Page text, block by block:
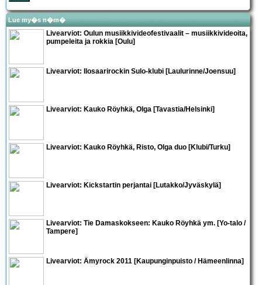
Lue my�s n�m�
Livearviot: Oulun musiikkivideofestivaalit – musiikkivideoita,
pumpeleita ja rokkia [Oulu]
Livearviot: Ilosaarirockin Sulo-klubi [Laulurinne/Joensuu]
Livearviot: Kauko Röyhkä, Olga [Tavastia/Helsinki]
Livearviot: Kauko Röyhkä, Risto, Olga duo [Klubi/Turku]
Livearviot: Kickstartin perjantai [Lutakko/Jyväskylä]
Livearviot: Tie Damaskokseen: Kauko Röyhkä ym. [Yo-talo /
Tampere]
Livearviot: Ämyrock 2011 [Kaupunginpuisto / Hämeenlinna]